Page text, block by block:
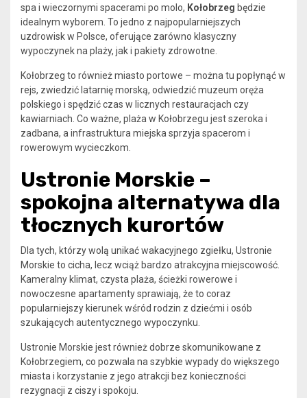
spa i wieczornymi spacerami po molo, Kołobrzeg będzie
idealnym wyborem. To jedno z najpopularniejszych
uzdrowisk w Polsce, oferujące zarówno klasyczny
wypoczynek na plaży, jak i pakiety zdrowotne.
Kołobrzeg to również miasto portowe – można tu popłynąć w
rejs, zwiedzić latarnię morską, odwiedzić muzeum oręża
polskiego i spędzić czas w licznych restauracjach czy
kawiarniach. Co ważne, plaża w Kołobrzegu jest szeroka i
zadbana, a infrastruktura miejska sprzyja spacerom i
rowerowym wycieczkom.
Ustronie Morskie –
spokojna alternatywa dla
tłocznych kurortów
Dla tych, którzy wolą unikać wakacyjnego zgiełku, Ustronie
Morskie to cicha, lecz wciąż bardzo atrakcyjna miejscowość.
Kameralny klimat, czysta plaża, ścieżki rowerowe i
nowoczesne apartamenty sprawiają, że to coraz
popularniejszy kierunek wśród rodzin z dziećmi i osób
szukających autentycznego wypoczynku.
Ustronie Morskie jest również dobrze skomunikowane z
Kołobrzegiem, co pozwala na szybkie wypady do większego
miasta i korzystanie z jego atrakcji bez konieczności
rezygnacji z ciszy i spokoju.